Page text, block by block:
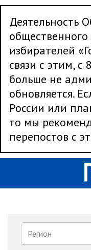
Деятельность
избирателей
связи с этим, с
больше не
обновляется.
России или
то мы
перепостов с
Регион